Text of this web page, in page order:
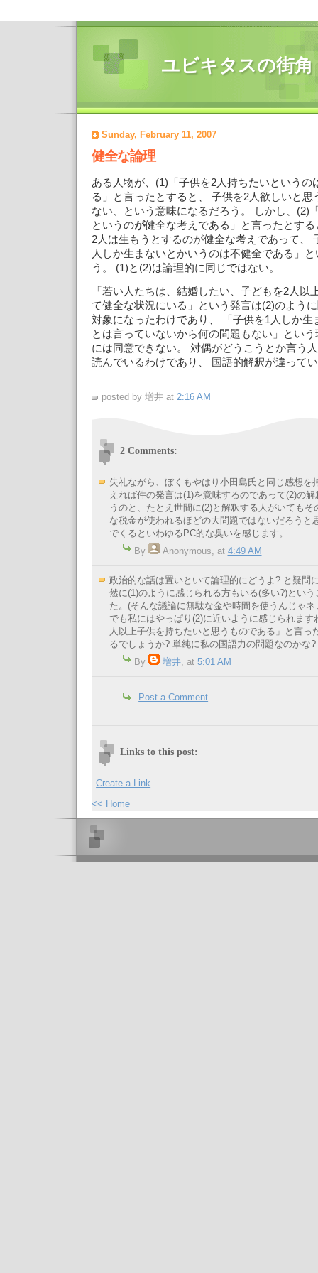
ユビキタスの街角
Sunday, February 11, 2007
健全な論理
ある人物が、(1)「子供を2人持ちたいというの
る」と言ったとすると、 子供を2人欲しいと思
ない、という意味になるだろう。 しかし、(2)
というのが健全な考えである」と言ったとす
2人は生もうとするのが健全な考えであって、
人しか生まないとかいうのは不健全である」
う。 (1)と(2)は論理的に同じではない。
「若い人たちは、結婚したい、子どもを2人以
て健全な状況にいる」という発言は(2)のよう
対象になったわけであり、 「子供を1人しか生
とは言っていないから何の問題もない」とい
には同意できない。 対偶がどうこうとか言う
読んでいるわけであり、 国語的解釈が違って
posted by 増井 at 2:16 AM
2 Comments:
失礼ながら、ぼくもやはり小田島氏と同じ感想を
えれば件の発言は(1)を意味するのであって(2)の
うのと、たとえ世間に(2)と解釈する人がいてもそ
な税金が使われるほどの大問題ではないだろうと
でくるといわゆるPC的な臭いを感じます。
By
Anonymous, at 4:49 AM
政治的な話は置いといて論理的にどうよ? と疑問
然に(1)のように感じられる方もいる(多い?)とい
た。(そんな議論に無駄な金や時間を使うんじゃ
でも私にはやっぱり(2)に近いように感じられま
人以上子供を持ちたいと思うものである」と言っ
るでしょうか? 単純に私の国語力の問題なのかな?
By
増井, at 5:01 AM
Post a Comment
Links to this post:
Create a Link
<< Home